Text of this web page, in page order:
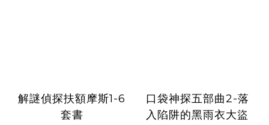
解謎偵探扶額摩斯1-6
套書
口袋神探五部曲2-落
入陷阱的黑雨衣大盜